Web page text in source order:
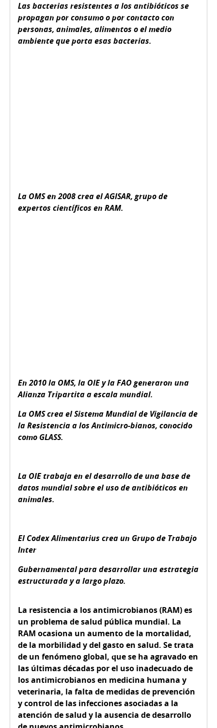
Las bacterias resistentes a los antibióticos se
propagan por consumo o por contacto con
personas, animales, alimentos o el medio
ambiente que porta esas bacterias.
La OMS en 2008 crea el AGISAR, grupo de
expertos científicos en RAM.
En 2010 la OMS, la OIE y la FAO generaron una
Alianza Tripartita a escala mundial.
La OMS crea el Sistema Mundial de Vigilancia de
la Resistencia a los Antimicro-bianos, conocido
como GLASS.
La OIE trabaja en el desarrollo de una base de
datos mundial sobre el uso de antibióticos en
animales.
El Codex Alimentarius crea un Grupo de Trabajo
Inter
Gubernamental para desarrollar una estrategia
estructurada y a largo plazo.
La resistencia a los antimicrobianos (RAM) es
un problema de salud pública mundial. La
RAM ocasiona un aumento de la mortalidad,
de la morbilidad y del gasto en salud. Se trata
de un fenómeno global, que se ha agravado en
las últimas décadas por el uso inadecuado de
los antimicrobianos en medicina humana y
veterinaria, la falta de medidas de prevención
y control de las infecciones asociadas a la
atención de salud y la ausencia de desarrollo